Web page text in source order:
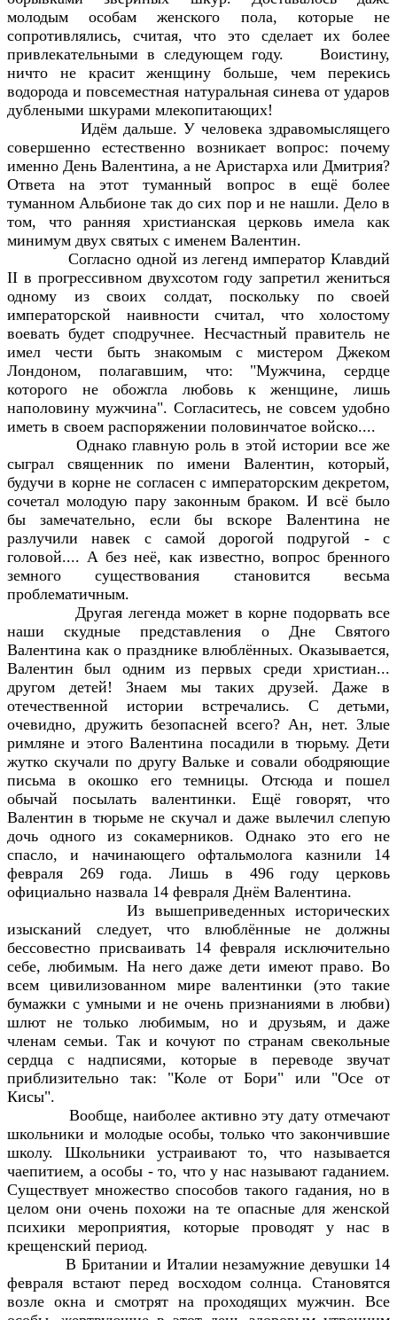
молодым особам женского пола, которые не
сопротивлялись, считая, что это сделает их более
привлекательными в следующем году.
Воистину,
ничто не красит женщину больше, чем перекись
водорода и повсеместная натуральная синева от ударов
дублеными шкурами млекопитающих!
Идём дальше. У человека здравомыслящего
совершенно естественно возникает вопрос: почему
именно День Валентина, а не Аристарха или Дмитрия?
Ответа на этот туманный вопрос в ещё более
туманном Альбионе так до сих пор и не нашли. Дело в
том, что ранняя христианская церковь имела как
минимум двух святых с именем Валентин.
Согласно одной из легенд император Клавдий
II в прогрессивном двухсотом году запретил жениться
одному из своих солдат, поскольку по своей
императорской наивности считал, что холостому
воевать будет сподручнее. Несчастный правитель не
имел чести быть знакомым с мистером Джеком
Лондоном, полагавшим, что: "Мужчина, сердце
которого не обожгла любовь к женщине, лишь
наполовину мужчина". Согласитесь, не совсем удобно
иметь в своем распоряжении половинчатое войско....
Однако главную роль в этой истории все же
сыграл священник по имени Валентин, который,
будучи в корне не согласен с императорским декретом,
сочетал молодую пару законным браком. И всё было
бы замечательно, если бы вскоре Валентина не
разлучили навек с самой дорогой подругой - с
головой.... А без неё, как известно, вопрос бренного
земного существования становится весьма
проблематичным.
Другая легенда может в корне подорвать все
наши скудные представления о Дне Святого
Валентина как о празднике влюблённых. Оказывается,
Валентин был одним из первых среди христиан...
другом детей! Знаем мы таких друзей. Даже в
отечественной истории встречались. С детьми,
очевидно, дружить безопасней всего? Ан, нет. Злые
римляне и этого Валентина посадили в тюрьму. Дети
жутко скучали по другу Вальке и совали ободряющие
письма в окошко его темницы. Отсюда и пошел
обычай посылать валентинки. Ещё говорят, что
Валентин в тюрьме не скучал и даже вылечил слепую
дочь одного из сокамерников. Однако это его не
спасло, и начинающего офтальмолога казнили 14
февраля 269 года. Лишь в 496 году церковь
официально назвала 14 февраля Днём Валентина.
Из вышеприведенных исторических
изысканий следует, что влюблённые не должны
бессовестно присваивать 14 февраля исключительно
себе, любимым. На него даже дети имеют право. Во
всем цивилизованном мире валентинки (это такие
бумажки с умными и не очень признаниями в любви)
шлют не только любимым, но и друзьям, и даже
членам семьи. Так и кочуют по странам свекольные
сердца с надписями, которые в переводе звучат
приблизительно так: "Коле от Бори" или "Осе от
Кисы".
Вообще, наиболее активно эту дату отмечают
школьники и молодые особы, только что закончившие
школу. Школьники устраивают то, что называется
чаепитием, а особы - то, что у нас называют гаданием.
Существует множество способов такого гадания, но в
целом они очень похожи на те опасные для женской
психики мероприятия, которые проводят у нас в
крещенский период.
В Британии и Италии незамужние девушки 14
февраля встают перед восходом солнца. Становятся
возле окна и смотрят на проходящих мужчин. Все